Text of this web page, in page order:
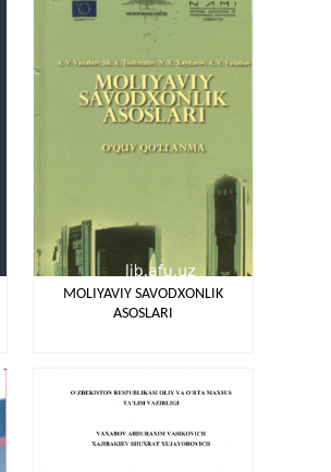
MOLIYAVIY SAVODXONLIK
ASOSLARI